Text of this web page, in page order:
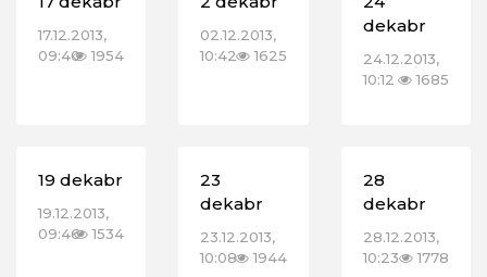
17.12.2013,
09:40 1954
02.12.2013,
10:42
1625
dekabr
24.12.2013,
10:12
1685
19 dekabr
19.12.2013,
09:46
1534
23
dekabr
23.12.2013,
10:08
1944
28
dekabr
28.12.2013,
10:23
1778